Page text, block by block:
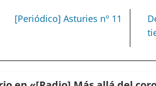
[Periódico] Asturies nº 11